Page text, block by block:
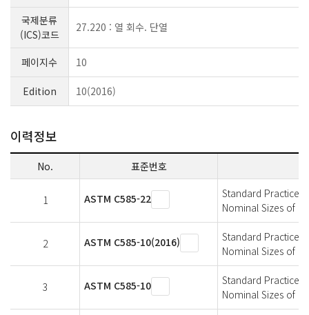
국제분류
(ICS)코드
27.220 : 열 회수. 단열
페이지수 10
Edition 10(2016)
이력정보
No. 표준번호
1 ASTM C585-22
Standard Practice
Nominal Sizes of
2 ASTM C585-10(2016)
Standard Practice
Nominal Sizes of
3 ASTM C585-10
Standard Practice
Nominal Sizes of